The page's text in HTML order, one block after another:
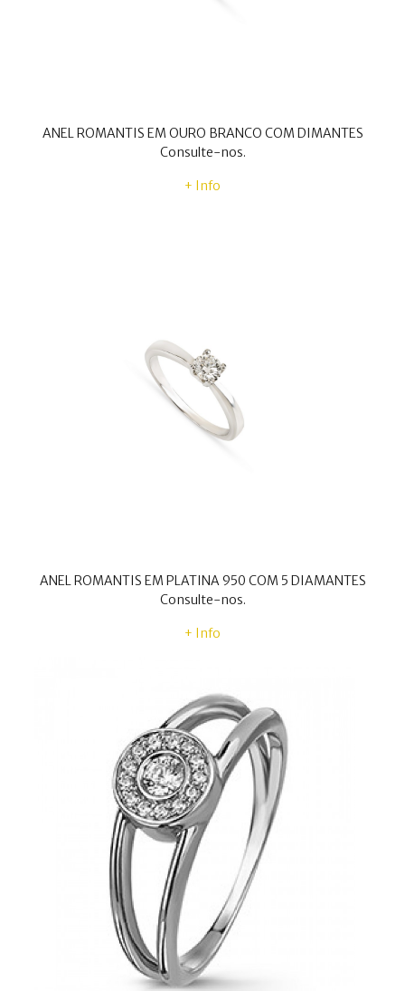
ANEL ROMANTIS EM OURO BRANCO COM DIMANTES
Consulte-nos.
+ Info
ANEL ROMANTIS EM PLATINA 950 COM 5 DIAMANTES
Consulte-nos.
+ Info